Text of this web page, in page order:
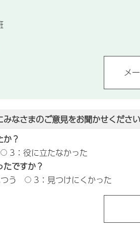
なさまのご意見をお聞かせください
？
3：役に立たなかった
ですか？
う 3：見つけにくかった